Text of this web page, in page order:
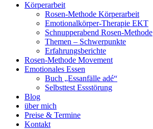
Körperarbeit
Rosen-Methode Körperarbeit
Emotionalkörper-Therapie EKT
Schnupperabend Rosen-Methode
Themen – Schwerpunkte
Erfahrungsberichte
Rosen-Methode Movement
Emotionales Essen
Buch „Essanfälle adé“
Selbsttest Essstörung
Blog
über mich
Preise & Termine
Kontakt